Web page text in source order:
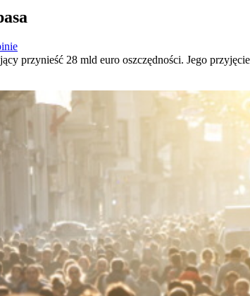
przynieść 28 mld euro oszczędności. Jego